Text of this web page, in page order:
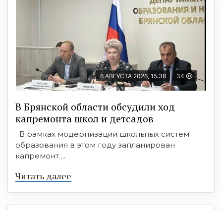
6 АВГУСТА 2026, 15:38 34
В Брянской области обсудили ход
капремонта школ и детсадов
В рамках модернизации школьных систем
образования в этом году запланирован
капремонт ...
Читать далее